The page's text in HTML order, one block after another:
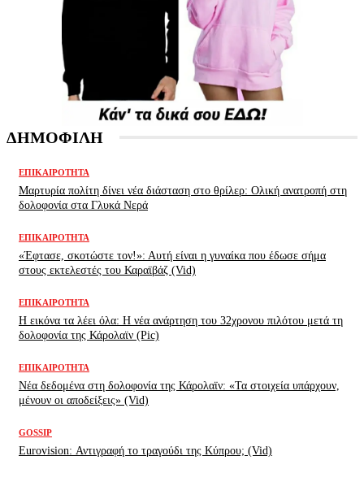
ΔΗΜΟΦΙΛΗ
ΕΠΙΚΑΙΡΌΤΗΤΑ
Μαρτυρία πολίτη δίνει νέα διάσταση στο θρίλερ: Ολική ανατροπή στη
δολοφονία στα Γλυκά Νερά
ΕΠΙΚΑΙΡΌΤΗΤΑ
«Έφτασε, σκοτώστε τον!»: Αυτή είναι η γυναίκα που έδωσε σήμα
στους εκτελεστές του Καραϊβάζ (Vid)
ΕΠΙΚΑΙΡΌΤΗΤΑ
H εικόνα τα λέει όλα: H νέα ανάρτηση του 32χρονου πιλότου μετά τη
δολοφονία της Κάρολαϊν (Pic)
ΕΠΙΚΑΙΡΌΤΗΤΑ
Νέα δεδομένα στη δολοφονία της Κάρολαϊν: «Τα στοιχεία υπάρχουν,
μένουν οι αποδείξεις» (Vid)
GOSSIP
Eurovision: Αντιγραφή το τραγούδι της Κύπρου; (Vid)